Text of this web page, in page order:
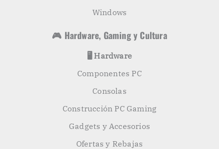
Windows
🎮 Hardware, Gaming y Cultura
🖥️ Hardware
Componentes PC
Consolas
Construcción PC Gaming
Gadgets y Accesorios
Ofertas y Rebajas